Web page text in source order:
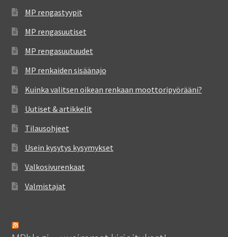
MP rengastyypit
MP rengasuutiset
MP rengasuutuudet
MP renkaiden sisäänajo
Kuinka valitsen oikean renkaan moottoripyörääni?
Uutiset & artikkelit
Tilausohjeet
Usein kysytys kysymykset
Valkosivurenkaat
Valmistajat